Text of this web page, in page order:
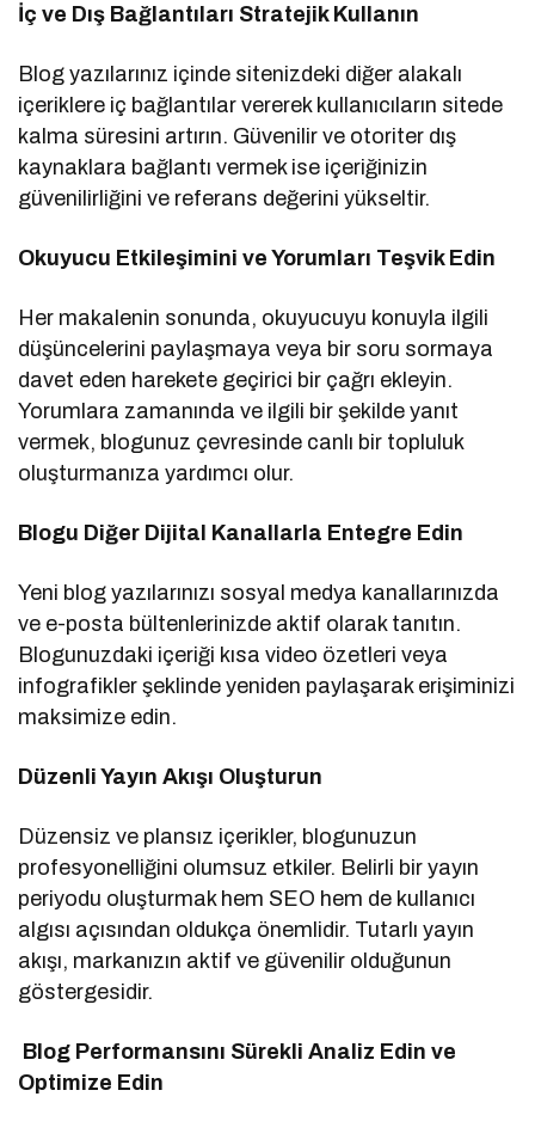
İç ve Dış Bağlantıları Stratejik Kullanın
Blog yazılarınız içinde sitenizdeki diğer alakalı
içeriklere iç bağlantılar vererek kullanıcıların sitede
kalma süresini artırın. Güvenilir ve otoriter dış
kaynaklara bağlantı vermek ise içeriğinizin
güvenilirliğini ve referans değerini yükseltir.
Okuyucu Etkileşimini ve Yorumları Teşvik Edin
Her makalenin sonunda, okuyucuyu konuyla ilgili
düşüncelerini paylaşmaya veya bir soru sormaya
davet eden harekete geçirici bir çağrı ekleyin.
Yorumlara zamanında ve ilgili bir şekilde yanıt
vermek, blogunuz çevresinde canlı bir topluluk
oluşturmanıza yardımcı olur.
Blogu Diğer Dijital Kanallarla Entegre Edin
Yeni blog yazılarınızı sosyal medya kanallarınızda
ve e-posta bültenlerinizde aktif olarak tanıtın.
Blogunuzdaki içeriği kısa video özetleri veya
infografikler şeklinde yeniden paylaşarak erişiminizi
maksimize edin.
Düzenli Yayın Akışı Oluşturun
Düzensiz ve plansız içerikler, blogunuzun
profesyonelliğini olumsuz etkiler. Belirli bir yayın
periyodu oluşturmak hem SEO hem de kullanıcı
algısı açısından oldukça önemlidir. Tutarlı yayın
akışı, markanızın aktif ve güvenilir olduğunun
göstergesidir.
Blog Performansını Sürekli Analiz Edin ve
Optimize Edin